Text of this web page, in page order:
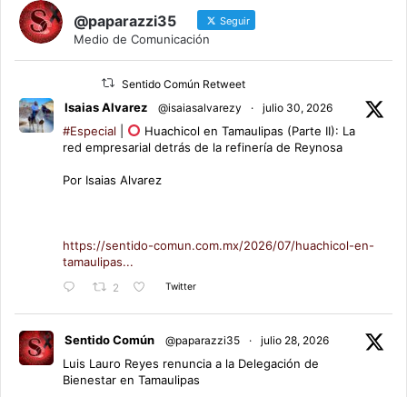
@paparazzi35 Seguir
Medio de Comunicación
Sentido Común Retweet
Isaias Alvarez @isaiasalvarezy · julio 30, 2026
#Especial
Huachicol en Tamaulipas (Parte II): La
red empresarial detrás de la refinería de Reynosa
Por Isaias Alvarez
https://sentido-comun.com.mx/2026/07/huachicol-en-
tamaulipas...
2 Twitter
Sentido Común @paparazzi35 · julio 28, 2026
Luis Lauro Reyes renuncia a la Delegación de
Bienestar en Tamaulipas